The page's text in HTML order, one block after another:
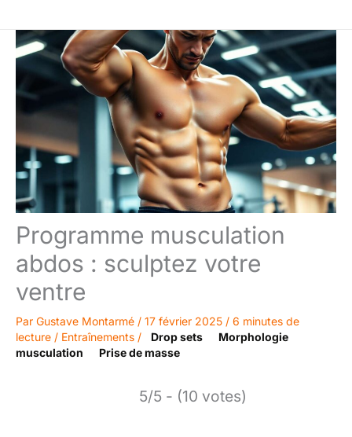
Programme musculation
abdos : sculptez votre
ventre
Par Gustave Montarmé / 17 février 2025 / 6 minutes de
lecture / Entraînements / Drop sets
Morphologie
musculation
Prise de masse
5/5 - (10 votes)